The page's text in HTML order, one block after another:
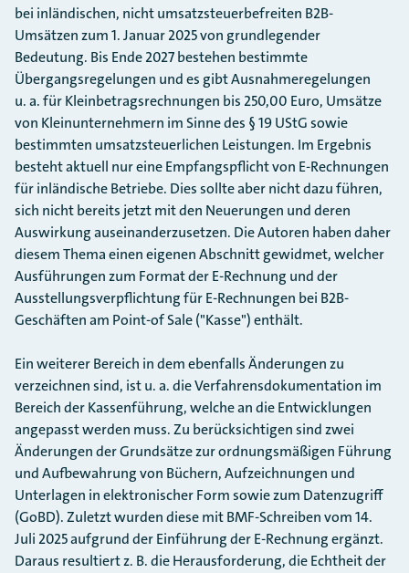
bei inländischen, nicht umsatzsteuerbefreiten B2B-
Umsätzen zum 1. Januar 2025 von grundlegender
Bedeutung. Bis Ende 2027 bestehen bestimmte
Übergangsregelungen und es gibt Ausnahmeregelungen
u. a. für Kleinbetragsrechnungen bis 250,00 Euro, Umsätze
von Kleinunternehmern im Sinne des § 19 UStG sowie
bestimmten umsatzsteuerlichen Leistungen. Im Ergebnis
besteht aktuell nur eine Empfangspflicht von E-Rechnungen
für inländische Betriebe. Dies sollte aber nicht dazu führen,
sich nicht bereits jetzt mit den Neuerungen und deren
Auswirkung auseinanderzusetzen. Die Autoren haben daher
diesem Thema einen eigenen Abschnitt gewidmet, welcher
Ausführungen zum Format der E-Rechnung und der
Ausstellungsverpflichtung für E-Rechnungen bei B2B-
Geschäften am Point-of Sale ("Kasse") enthält.
Ein weiterer Bereich in dem ebenfalls Änderungen zu
verzeichnen sind, ist u. a. die Verfahrensdokumentation im
Bereich der Kassenführung, welche an die Entwicklungen
angepasst werden muss. Zu berücksichtigen sind zwei
Änderungen der Grundsätze zur ordnungsmäßigen Führung
und Aufbewahrung von Büchern, Aufzeichnungen und
Unterlagen in elektronischer Form sowie zum Datenzugriff
(GoBD). Zuletzt wurden diese mit BMF-Schreiben vom 14.
Juli 2025 aufgrund der Einführung der E-Rechnung ergänzt.
Daraus resultiert z. B. die Herausforderung, die Echtheit der